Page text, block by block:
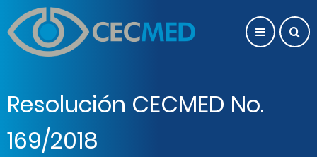
Pasar al contenido principal
Resolución CECMED No.
169/2018